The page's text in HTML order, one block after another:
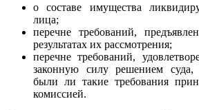
о составе имущества
лица;
перечне требований,
результатах их рассмотрения;
перечне требований,
законную силу решением суда,
были ли такие требования
комиссией.